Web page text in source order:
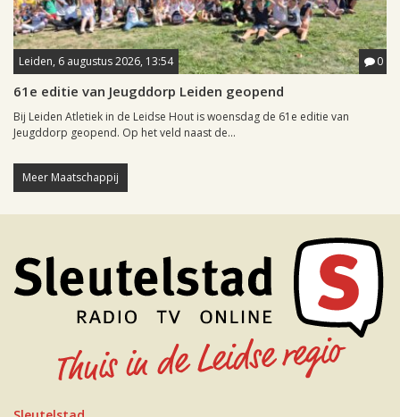
Leiden, 6 augustus 2026, 13:54 0
61e editie van Jeugddorp Leiden geopend
Bij Leiden Atletiek in de Leidse Hout is woensdag de 61e editie van
Jeugddorp geopend. Op het veld naast de...
Meer Maatschappij